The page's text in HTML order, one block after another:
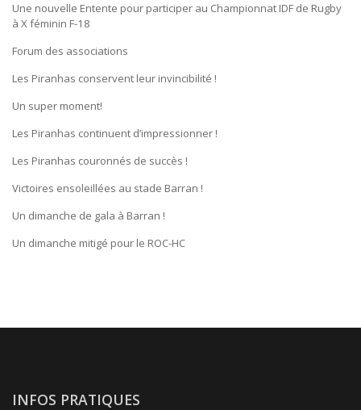
Une nouvelle Entente pour participer au Championnat IDF de Rugby
à X féminin F-18
Forum des associations
Les Piranhas conservent leur invincibilité !
Un super moment!
Les Piranhas continuent d’impressionner !
Les Piranhas couronnés de succès !
Victoires ensoleillées au stade Barran !
Un dimanche de gala à Barran !
Un dimanche mitigé pour le ROC-HC
INFOS PRATIQUES